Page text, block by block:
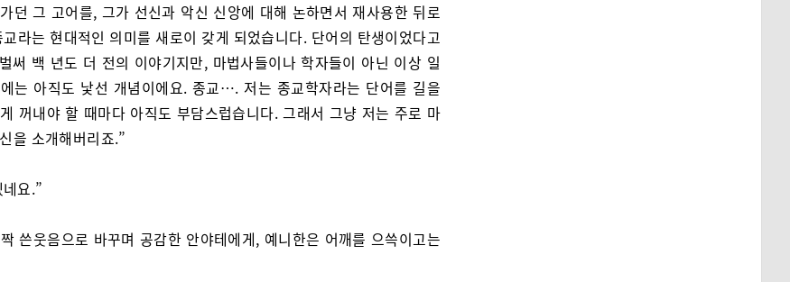
던 그 고어를, 그가 선신과 악신 신앙에 대해 논하면서 재사용한 뒤로
라는 현대적인 의미를 새로이 갖게 되었습니다. 단어의 탄생이었다고
써 백 년도 더 전의 이야기지만, 마법사들이나 학자들이 아닌 이상 일
는 아직도 낯선 개념이에요. 종교…. 저는 종교학자라는 단어를 길을
꺼내야 할 때마다 아직도 부담스럽습니다. 그래서 그냥 저는 주로 마
을 소개해버리죠.”
요.”
쓴웃음으로 바꾸며 공감한 안야테에게, 예니한은 어깨를 으쓱이고는